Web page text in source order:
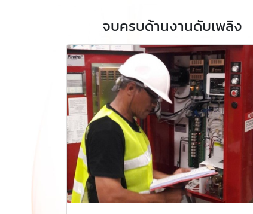
จบครบด้านงานดับเพลิง